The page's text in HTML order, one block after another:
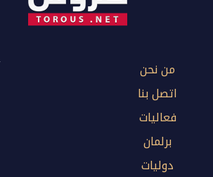
من نحن
اتصل بنا
فعاليات
برلمان
دوليات